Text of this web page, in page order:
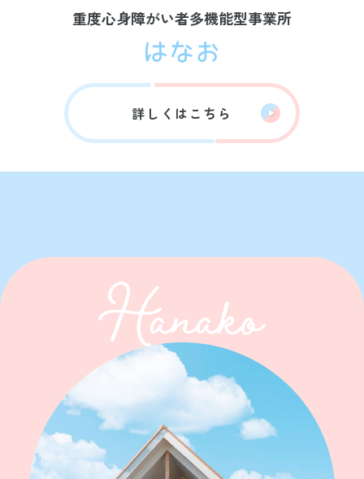
重度心身障がい者多機能型事業所
詳しくはこちら